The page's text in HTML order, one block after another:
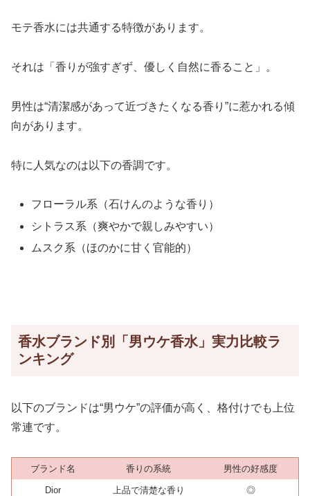
モテ香水には共通する特徴があります。
それは「香りが強すぎず、優しく自然に香ること」。
男性は“清潔感があって近づきたくなる香り”に惹かれる傾
向があります。
特に人気なのは以下の香調です。
フローラル系（石けんのような香り）
シトラス系（爽やかで親しみやすい）
ムスク系（ほのかに甘く官能的）
香水ブランド別「男ウケ香水」実力比較ラ
ンキング
以下のブランドは“男ウケ”の評価が高く、格付けでも上位
常連です。
ブランド名 香りの系統 男性の好感度
Dior 上品で清楚な香り ◎